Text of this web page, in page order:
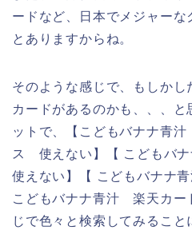
ードなど、日本でメジャーな
とありますからね。
そのような感じで、もしかし
カードがあるのかも、、、
ットで、【こどもバナナ青
ス 使えない】【 こどもバ
使えない】【 こどもバナ
こどもバナナ青汁 楽天カ
じで色々と検索してみること